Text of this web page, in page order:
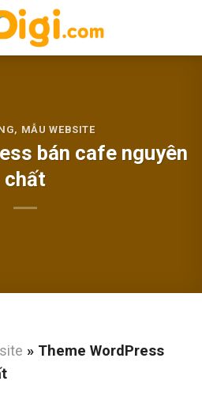
, MẪU WEBSITE
bán cafe nguyên
chất
» Theme WordPress